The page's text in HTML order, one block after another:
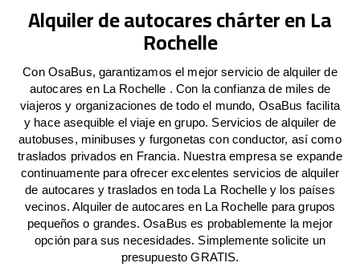
Alquiler de autocares chárter en La
Rochelle
Con OsaBus, garantizamos el mejor servicio de alquiler de
autocares en La Rochelle . Con la confianza de miles de
viajeros y organizaciones de todo el mundo, OsaBus facilita
y hace asequible el viaje en grupo. Servicios de alquiler de
autobuses, minibuses y furgonetas con conductor, así como
traslados privados en Francia. Nuestra empresa se expande
continuamente para ofrecer excelentes servicios de alquiler
de autocares y traslados en toda La Rochelle y los países
vecinos. Alquiler de autocares en La Rochelle para grupos
pequeños o grandes. OsaBus es probablemente la mejor
opción para sus necesidades. Simplemente solicite un
presupuesto GRATIS.